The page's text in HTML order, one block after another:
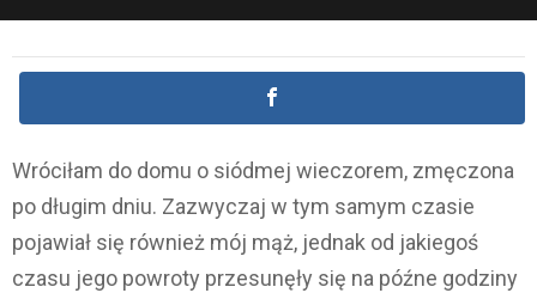
Wróciłam do domu o siódmej wieczorem, zmęczona
po długim dniu. Zazwyczaj w tym samym czasie
pojawiał się również mój mąż, jednak od jakiegoś
czasu jego powroty przesunęły się na późne godziny